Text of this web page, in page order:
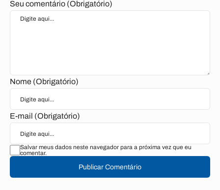
Seu comentário (Obrigatório)
Nome (Obrigatório)
E-mail (Obrigatório)
Salvar meus dados neste navegador para a próxima vez que eu
comentar.
Publicar Comentário